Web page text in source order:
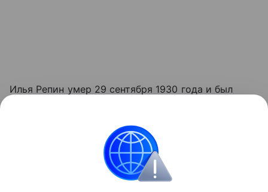
Илья Репин умер 29 сентября 1930 года и был
продолжали жить его старшая дочь и сын. Всего в
"Пенатах" Репин прожил и проработал почти 30
лет. На реставрацию музей закрылся осенью 2024